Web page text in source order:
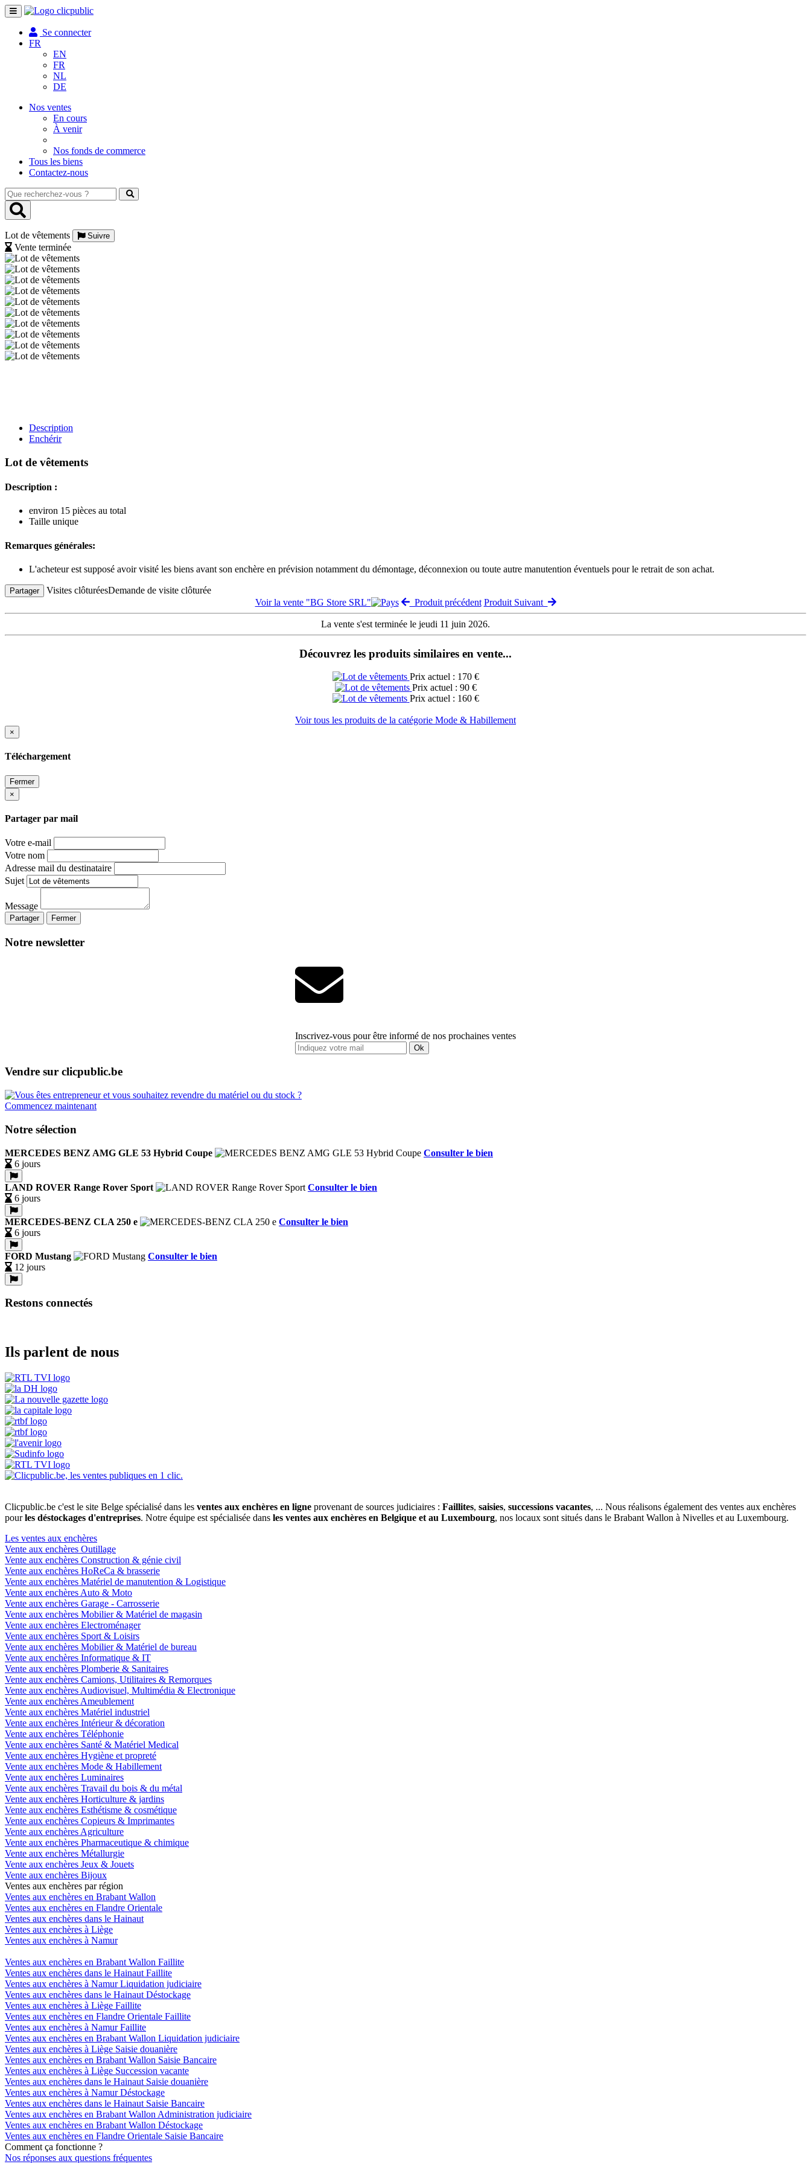
Toggle
navigation
Se connecter
FR
EN
FR
NL
DE
Nos ventes
En cours
À venir
Nos fonds de commerce
Tous les biens
Contactez-nous
Que
recherchez-
vous
Lot de vêtements
Suivre
Vente terminée
Description
Enchérir
Lot de vêtements
Description :
environ 15 pièces au total
Taille unique
Remarques générales:
L'acheteur est supposé avoir visité les biens avant son enchère en prévision notamment du démontage, déconnexion ou toute autre manutention éventuels pour le retrait de son achat.
Partager Visites clôturéesDemande de visite clôturée
Voir la vente "BG Store SRL"
Produit précédent Produit Suivant
La vente s'est terminée le jeudi 11 juin 2026.
Découvrez les produits similaires en vente...
Prix actuel : 170 €
Prix actuel : 90 €
Prix actuel : 160 €
Voir tous les produits de la catégorie Mode & Habillement
×
Téléchargement
Fermer
×
Partager par mail
Votre e-mail
Votre nom
Adresse mail du destinataire
Sujet
Message
Partager Fermer
Notre newsletter
Inscrivez-vous pour être informé de nos prochaines ventes
Ok
Vendre sur clicpublic.be
Commencez maintenant
Notre sélection
MERCEDES BENZ AMG GLE 53 Hybrid Coupe
Consulter le bien
6 jours
LAND ROVER Range Rover Sport
Consulter le bien
6 jours
MERCEDES-BENZ CLA 250 e
Consulter le bien
6 jours
FORD Mustang
Consulter le bien
12 jours
Restons connectés
Ils parlent de nous
Clicpublic.be c'est le site Belge spécialisé dans les ventes aux enchères en ligne provenant de sources judiciaires : Faillites, saisies, successions vacantes, ... Nous réalisons également des ventes aux enchères
pourles déstockages d'entreprises. Notre équipe est spécialisée dans les ventes aux enchères en Belgique et au Luxembourg, nos locaux sont situés dans le Brabant Wallon à Nivelles et au Luxembourg.
Les ventes aux enchères
Vente aux enchères Outillage
Vente aux enchères Construction & génie civil
Vente aux enchères HoReCa & brasserie
Vente aux enchères Matériel de manutention & Logistique
Vente aux enchères Auto & Moto
Vente aux enchères Garage - Carrosserie
Vente aux enchères Mobilier & Matériel de magasin
Vente aux enchères Electroménager
Vente aux enchères Sport & Loisirs
Vente aux enchères Mobilier & Matériel de bureau
Vente aux enchères Informatique & IT
Vente aux enchères Plomberie & Sanitaires
Vente aux enchères Camions, Utilitaires & Remorques
Vente aux enchères Audiovisuel, Multimédia & Electronique
Vente aux enchères Ameublement
Vente aux enchères Matériel industriel
Vente aux enchères Intérieur & décoration
Vente aux enchères Téléphonie
Vente aux enchères Santé & Matériel Medical
Vente aux enchères Hygiène et propreté
Vente aux enchères Mode & Habillement
Vente aux enchères Luminaires
Vente aux enchères Travail du bois & du métal
Vente aux enchères Horticulture & jardins
Vente aux enchères Esthétisme & cosmétique
Vente aux enchères Copieurs & Imprimantes
Vente aux enchères Agriculture
Vente aux enchères Pharmaceutique & chimique
Vente aux enchères Métallurgie
Vente aux enchères Jeux & Jouets
Vente aux enchères Bijoux
Ventes aux enchères par région
Ventes aux enchères en Brabant Wallon
Ventes aux enchères en Flandre Orientale
Ventes aux enchères dans le Hainaut
Ventes aux enchères à Liège
Ventes aux enchères à Namur
Ventes aux enchères en Brabant Wallon Faillite
Ventes aux enchères dans le Hainaut Faillite
Ventes aux enchères à Namur Liquidation judiciaire
Ventes aux enchères dans le Hainaut Déstockage
Ventes aux enchères à Liège Faillite
Ventes aux enchères en Flandre Orientale Faillite
Ventes aux enchères à Namur Faillite
Ventes aux enchères en Brabant Wallon Liquidation judiciaire
Ventes aux enchères à Liège Saisie douanière
Ventes aux enchères en Brabant Wallon Saisie Bancaire
Ventes aux enchères à Liège Succession vacante
Ventes aux enchères dans le Hainaut Saisie douanière
Ventes aux enchères à Namur Déstockage
Ventes aux enchères dans le Hainaut Saisie Bancaire
Ventes aux enchères en Brabant Wallon Administration judiciaire
Ventes aux enchères en Brabant Wallon Déstockage
Ventes aux enchères en Flandre Orientale Saisie Bancaire
Comment ça fonctionne ?
Nos réponses aux questions fréquentes